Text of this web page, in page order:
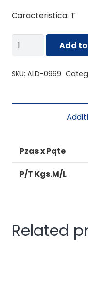
Caracteristica: T
ALD-
Add
SKU: ALD-0969
Pzas x Pqte
P/T Kgs.M/L
Related